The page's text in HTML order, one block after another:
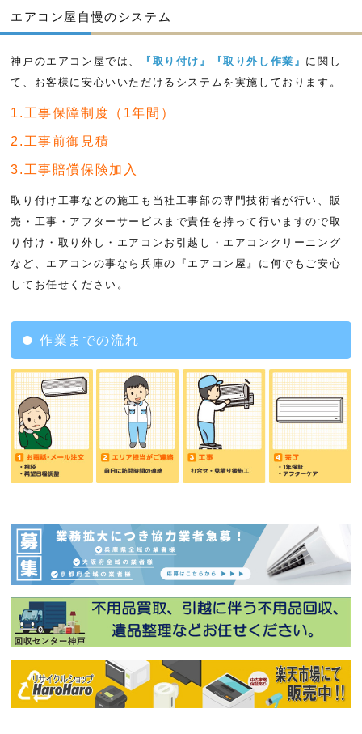
2026年08月02日
芦屋市伊勢町 I様邸 入替工事
神戸市須磨区 K様邸 入替工事
エアコン屋自慢のシステム
神戸のエアコン屋では、 『取り付け』『取り外し作業』 に関し
て、お客様に安心いいただけるシステムを実施しております。
1.工事保障制度（1年間）
2.工事前御見積
3.工事賠償保険加入
取り付け工事などの施工も当社工事部の専門技術者が行い、販
売・工事・アフターサービスまで責任を持って行いますので取
り付け・取り外し・エアコンお引越し・エアコンクリーニング
など、エアコンの事なら兵庫の『エアコン屋』に何でもご安心
してお任せください。
作業までの流れ